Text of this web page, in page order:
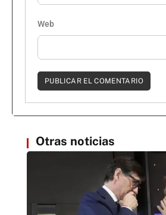
Web
Otras noticias